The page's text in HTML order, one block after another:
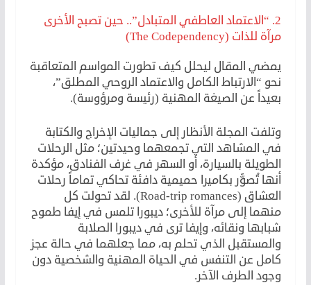
2. “الاعتماد العاطفي المتبادل”.. حين تصبح الأخرى
مرآة للذات (The Codependency)
يمضي المقال ليحلل كيف تطورت المواسم المتعاقبة
نحو “الارتباط الكامل والاعتماد الروحي المطلق”،
بعيداً عن الصيغة المهنية (رئيسة ومرؤوسة).
وتلفت المجلة الأنظار إلى جماليات الإخراج والكتابة
في المشاهد التي تجمعهما وحيدتين؛ مثل الرحلات
الطويلة بالسيارة، أو السهر في غرف الفنادق، مؤكدة
أنها تُصوَّر بكاميرا حميمية دافئة تحاكي تماماً رحلات
العشاق (Road-trip romances). لقد تحولت كل
منهما إلى مرآة للأخرى؛ ديبورا تلمس في إيفا طموح
شبابها ونقائه، وإيفا ترى في ديبورا الصلابة
والمستقبل الذي تحلم به، مما جعلهما في حالة عجز
كامل عن التنفس في الحياة المهنية والشخصية دون
وجود الطرف الآخر.